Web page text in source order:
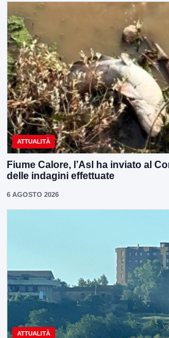
ATTUALITÀ
Fiume Calore, l’Asl ha inviato al
delle indagini effettuate
6 AGOSTO 2026
ATTUALITÀ